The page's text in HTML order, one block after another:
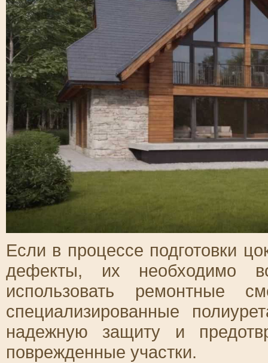
Если в процессе подготовки
дефекты, их необходимо
использовать ремонтные
специализированные
надежную защиту и
поврежденные участки.